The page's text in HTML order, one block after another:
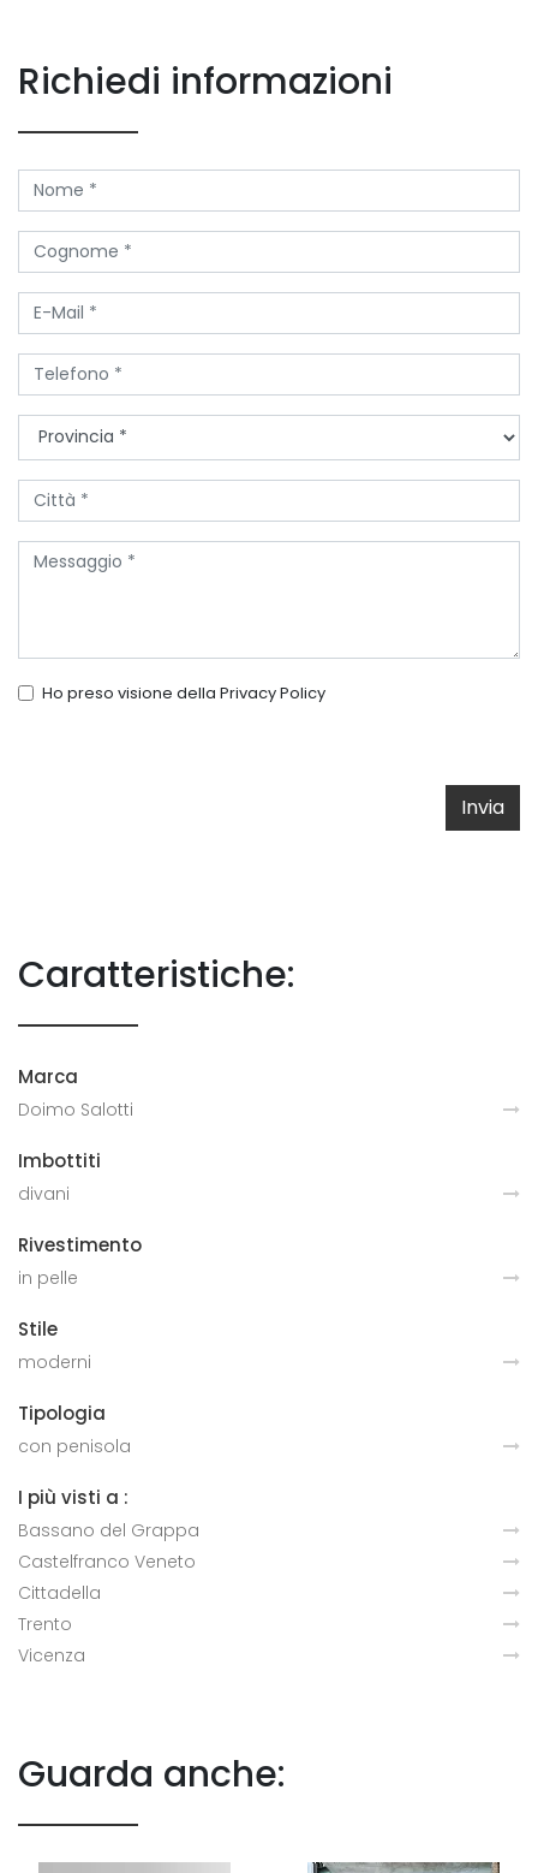
Richiedi informazioni
Ho preso visione della Privacy Policy
Invia
Caratteristiche:
Marca
Doimo Salotti
Imbottiti
divani
Rivestimento
in pelle
Stile
moderni
Tipologia
con penisola
I più visti a :
Bassano del Grappa
Castelfranco Veneto
Cittadella
Trento
Vicenza
Guarda anche: